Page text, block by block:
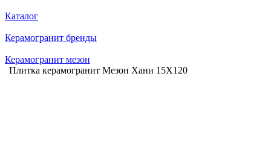
Каталог
Керамогранит бренды
Керамогранит мезон
Плитка керамогранит Мезон Хани 15X120